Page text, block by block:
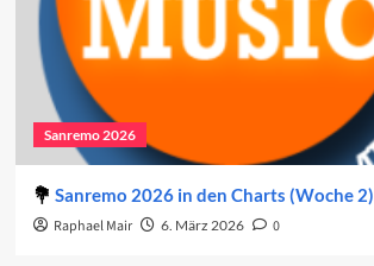
Sanremo 2026
Sanremo 2026 in den Charts (Woche 2)
Raphael Mair 6. März 2026 0